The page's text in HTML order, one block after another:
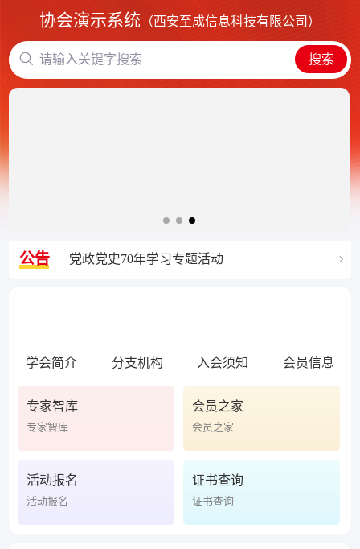
协会演示系统 （西安至成信息科技有限公司）
请输入关键字搜索 搜索
公告 党政党史70年学习专题活动
学会简介 分支机构 入会须知 会员信息
专家智库
专家智库
会员之家
会员之家
活动报名
活动报名
证书查询
证书查询